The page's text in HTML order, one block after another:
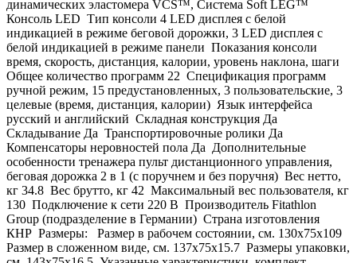
динамических эластомера VCS™, Система Soft LEG™
Консоль LED Тип консоли 4 LED дисплея с белой
индикацией в режиме беговой дорожки, 3 LED дисплея с
белой индикацией в режиме панели Показания консоли
время, скорость, дистанция, калории, уровень наклона, шаги
Общее количество программ 22 Спецификация программ
ручной режим, 15 предустановленных, 3 пользовательские, 3
целевые (время, дистанция, калории) Язык интерфейса
русский и английский Складная конструкция Да
Складывание Да Транспортировочные ролики Да
Компенсаторы неровностей пола Да Дополнительные
особенности тренажера пульт дистанционного управления,
беговая дорожка 2 в 1 (с поручнем и без поручня) Вес нетто,
кг 34.8 Вес брутто, кг 42 Максимальный вес пользователя, кг
130 Подключение к сети 220 В Производитель Fitathlon
Group (подразделение в Германии) Страна изготовления
КНР Размеры: Размер в рабочем состоянии, см. 130х75x109
Размер в сложенном виде, см. 137х75x15.7 Размеры упаковки,